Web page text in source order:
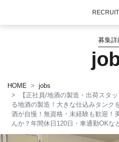
募集詳
HOME
jobs
【正社員/地酒の製造・出荷スタ
る地酒の製造！大きな仕込みタンク
酒が自慢！無資格・未経験も歓迎！
んか？年間休日120日・車通勤OKな